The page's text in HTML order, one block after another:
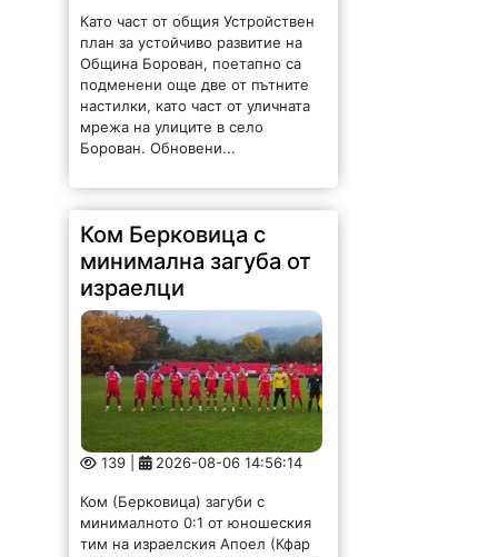
Като част от общия Устройствен
план за устойчиво развитие на
Община Борован, поетапно са
подменени още две от пътните
настилки, като част от уличната
мрежа на улиците в село
Борован. Обновени...
Ком Берковица с
минимална загуба от
израелци
139 | 2026-08-06 14:56:14
Ком (Берковица) загуби с
минималното 0:1 от юношеския
тим на израелския Апоел (Кфар